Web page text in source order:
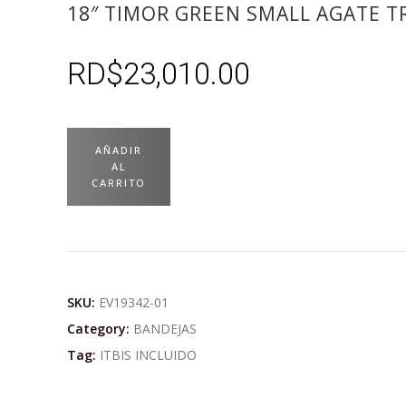
18″ TIMOR GREEN SMALL AGATE
RD$23,010.00
AÑADIR
AL
CARRITO
SKU: EV19342-01
Category: BANDEJAS
Tag: ITBIS INCLUIDO